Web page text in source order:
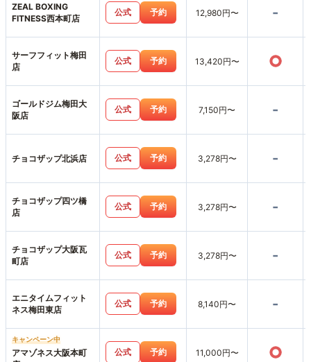
ZEAL BOXING
FITNESS西本町店
公式 予約 12,980円〜 -
サーフフィット梅田
店
公式 予約 13,420円〜 ○
ゴールドジム梅田大
阪店
公式 予約 7,150円〜 -
チョコザップ北浜店 公式 予約 3,278円〜 -
チョコザップ四ツ橋
店
公式 予約 3,278円〜 -
チョコザップ大阪瓦
町店
公式 予約 3,278円〜 -
エニタイムフィット
ネス梅田東店
公式 予約 8,140円〜 -
キャンペーン中
アマゾネス大阪本町
公式 予約 11,000円〜 ○